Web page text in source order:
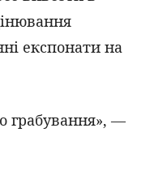
експонати на
грабування», —